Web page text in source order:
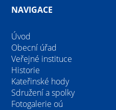
NAVIGACE
Úvod
Obecní úřad
Veřejné instituce
Historie
Kateřinské hody
Sdružení a spolky
Fotogalerie oú